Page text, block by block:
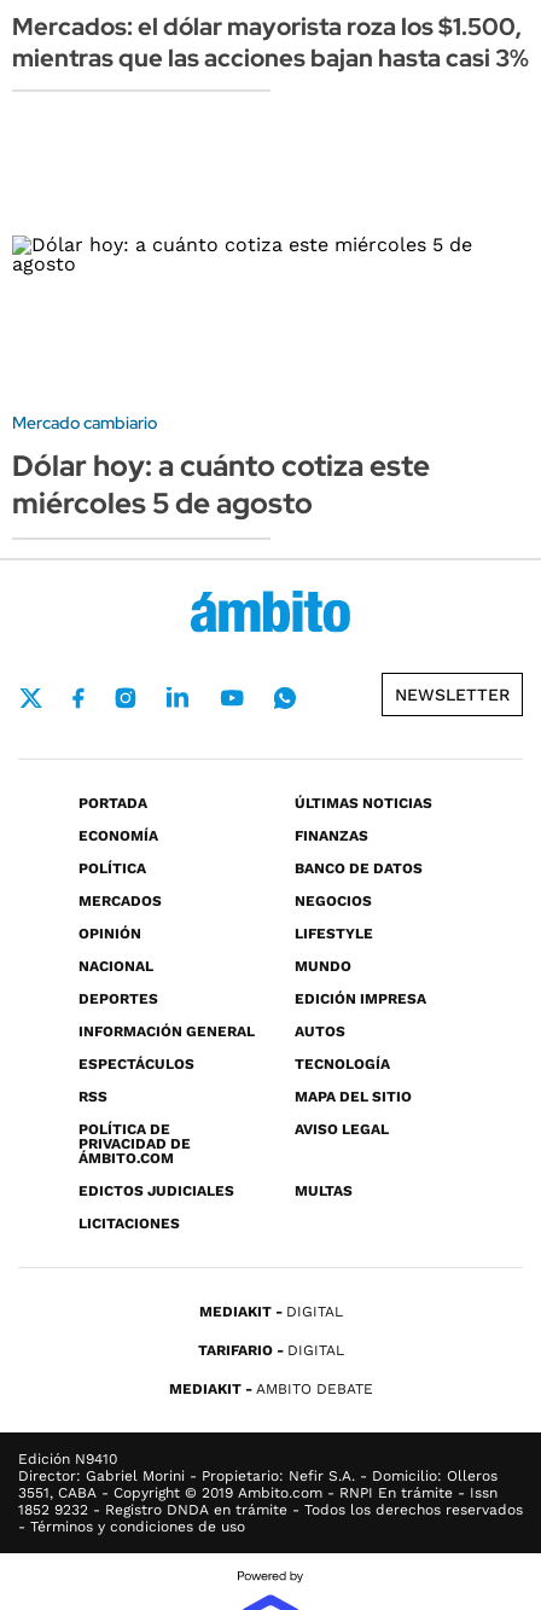
Mercados: el dólar mayorista roza los $1.500,
mientras que las acciones bajan hasta casi 3%
Mercado cambiario
Dólar hoy: a cuánto cotiza este
miércoles 5 de agosto
NEWSLETTER
PORTADA
ÚLTIMAS NOTICIAS
ECONOMÍA
FINANZAS
POLÍTICA
BANCO DE DATOS
MERCADOS
NEGOCIOS
OPINIÓN
LIFESTYLE
NACIONAL
MUNDO
DEPORTES
EDICIÓN IMPRESA
INFORMACIÓN GENERAL
AUTOS
ESPECTÁCULOS
TECNOLOGÍA
RSS
MAPA DEL SITIO
POLÍTICA DE
PRIVACIDAD DE
ÁMBITO.COM
AVISO LEGAL
EDICTOS JUDICIALES
MULTAS
LICITACIONES
MEDIAKIT DIGITAL
TARIFARIO DIGITAL
MEDIAKIT AMBITO DEBATE
Edición N9410
Director: Gabriel Morini - Propietario: Nefir S.A. - Domicilio: Olleros
3551, CABA - Copyright © 2019 Ambito.com - RNPI En trámite - Issn
1852 9232 - Registro DNDA en trámite - Todos los derechos reservados
- Términos y condiciones de uso